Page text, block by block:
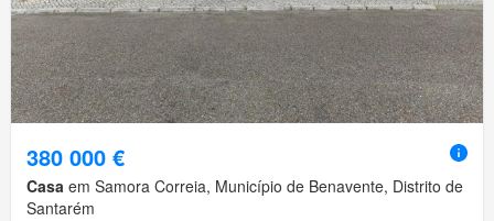
380 000 €
Casa em Samora Correia, Município de Benavente, Distrito de
Santarém